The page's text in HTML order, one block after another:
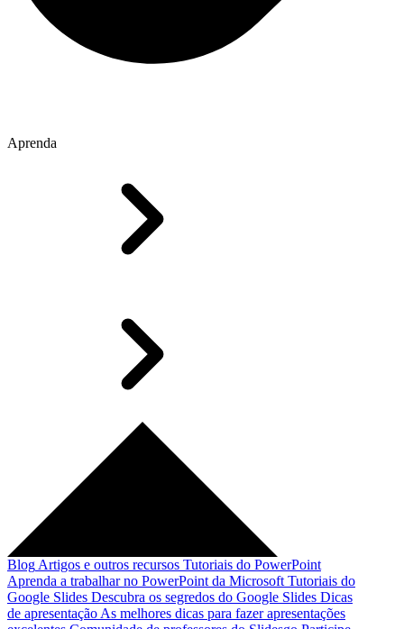
Aprenda
Blog Artigos e outros recursos Tutoriais do PowerPoint
Aprenda a trabalhar no PowerPoint da Microsoft Tutoriais do
Google Slides Descubra os segredos do Google Slides Dicas
de apresentação As melhores dicas para fazer apresentações